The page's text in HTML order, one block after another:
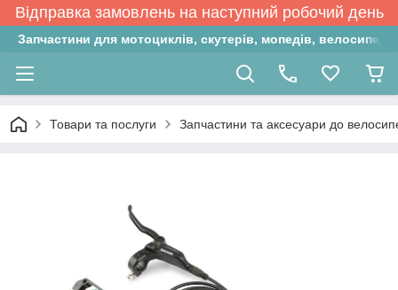
Відправка замовлень на наступний робочий день
Запчастини для мотоциклів, скутерів, мопедів,
Товари та послуги Запчастини та аксесуари до